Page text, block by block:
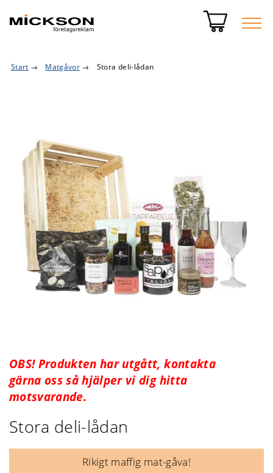
Start → Matgåvor → Stora deli-lådan
OBS! Produkten har utgått, kontakta
gärna oss så hjälper vi dig hitta
motsvarande.
Stora deli-lådan
Rikigt maffig mat-gåva!